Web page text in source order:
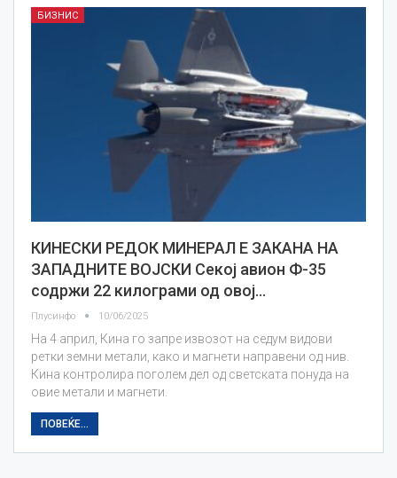
БИЗНИС
КИНЕСКИ РЕДОК МИНЕРАЛ Е ЗАКАНА НА
ЗАПАДНИТЕ ВОЈСКИ Секој авион Ф-35
содржи 22 килограми од овој…
Плусинфо 10/06/2025
На 4 април, Кина го запре извозот на седум видови
ретки земни метали, како и магнети направени од нив.
Кина контролира поголем дел од светската понуда на
овие метали и магнети.
ПОВЕЌЕ...